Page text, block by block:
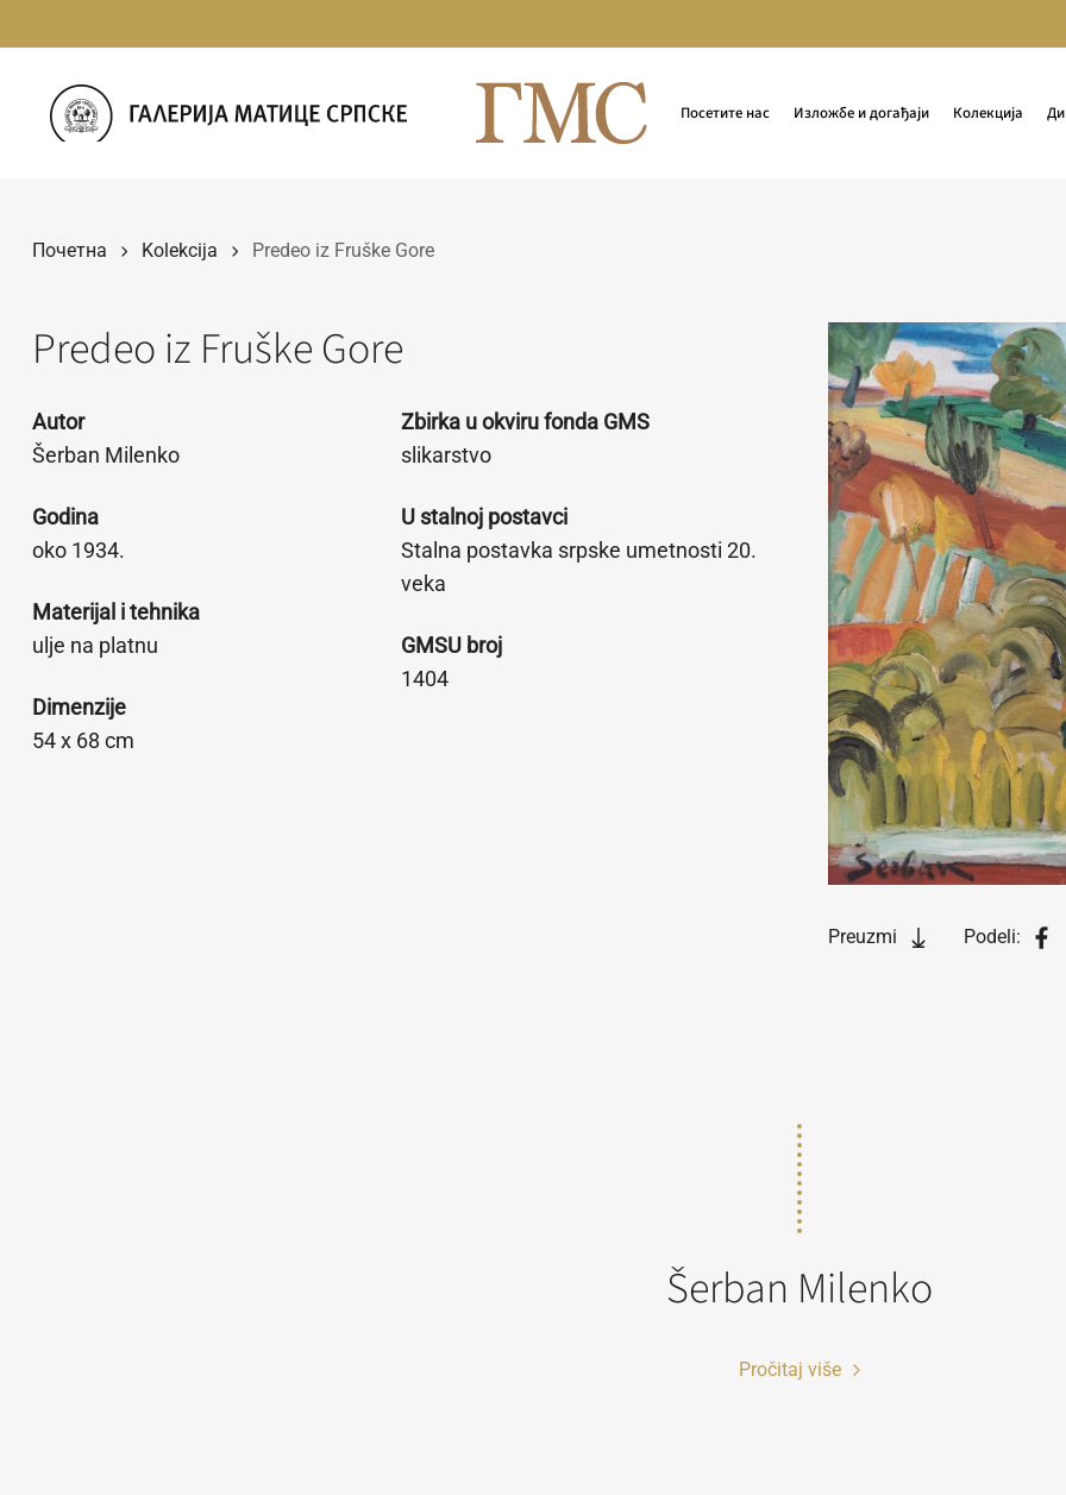
на
Посетите нас Изложбе и догађаји Колекција
Почетна Kolekcija Predeo iz Fruške Gore
Predeo iz Fruške Gore
Autor
Šerban Milenko
Godina
oko 1934.
Materijal i tehnika
ulje na platnu
Dimenzije
54 x 68 cm
Zbirka u okviru fonda GMS
slikarstvo
U stalnoj postavci
Stalna postavka srpske umetnosti 20.
veka
GMSU broj
1404
Preuzmi Podeli:
Šerban Milenko
Pročitaj više